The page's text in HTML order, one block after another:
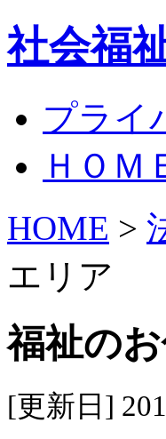
社会福
プライ
ＨＯＭ
HOME >
エリア
福祉の
[更新日]